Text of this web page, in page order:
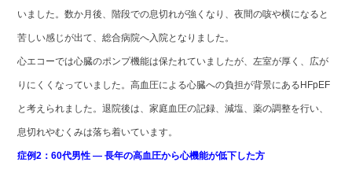
いました。数か月後、階段での息切れが強くなり、夜間の咳や横になると
苦しい感じが出て、総合病院へ入院となりました。
心エコーでは心臓のポンプ機能は保たれていましたが、左室が厚く、広が
りにくくなっていました。高血圧による心臓への負担が背景にあるHFpEF
と考えられました。退院後は、家庭血圧の記録、減塩、薬の調整を行い、
息切れやむくみは落ち着いています。
症例2：60代男性 ― 長年の高血圧から心機能が低下した方